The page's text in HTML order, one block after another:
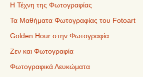
Η Τέχνη της Φωτογραφίας
Τα Μαθήματα Φωτογραφίας του Fotoart
Golden Hour στην Φωτογραφία
Ζεν και Φωτογραφία
Φωτογραφικά Λευκώματα